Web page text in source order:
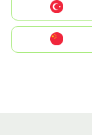
United States
中國香港特別行政區